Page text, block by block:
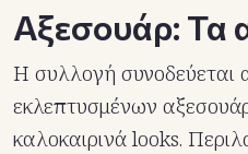
Αξεσουάρ: Τα
Η συλλογή συνοδεύεται
εκλεπτυσμένων
καλοκαιρινά looks.